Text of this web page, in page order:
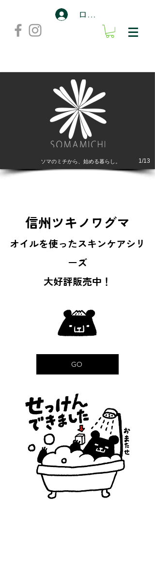
ログイン
1/13
ソマのミチから、始める暮らし。
信州ツキノワグマ
​オイルを使った スキンケアシリ
ーズ
​大好評販売中！
GO